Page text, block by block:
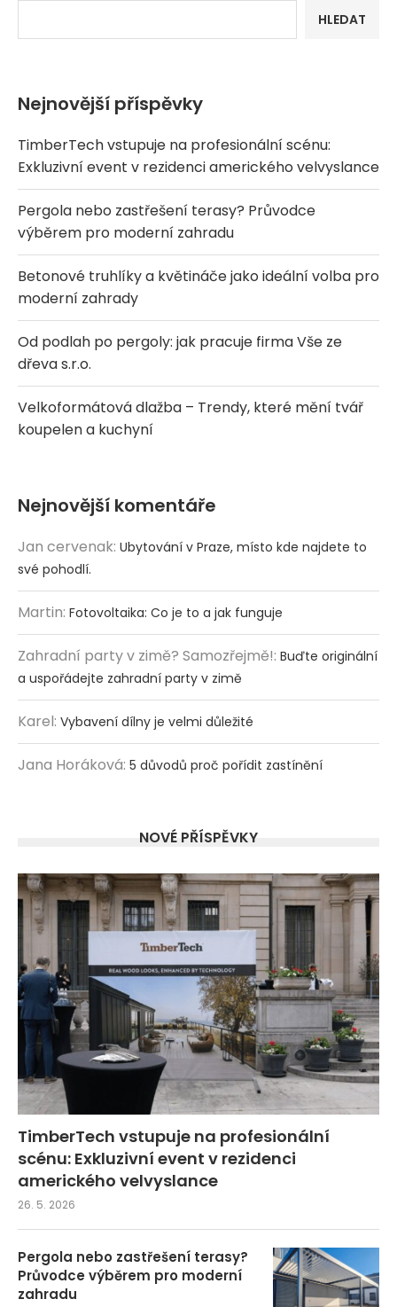
HLEDAT
Nejnovější příspěvky
TimberTech vstupuje na profesionální scénu:
Exkluzivní event v rezidenci amerického velvyslance
Pergola nebo zastřešení terasy? Průvodce
výběrem pro moderní zahradu
Betonové truhlíky a květináče jako ideální volba pro
moderní zahrady
Od podlah po pergoly: jak pracuje firma Vše ze
dřeva s.r.o.
Velkoformátová dlažba – Trendy, které mění tvář
koupelen a kuchyní
Nejnovější komentáře
Jan cervenak: Ubytování v Praze, místo kde najdete to
své pohodlí.
Martin: Fotovoltaika: Co je to a jak funguje
Zahradní party v zimě? Samozřejmě!: Buďte originální
a uspořádejte zahradní party v zimě
Karel: Vybavení dílny je velmi důležité
Jana Horáková: 5 důvodů proč pořídit zastínění
NOVÉ PŘÍSPĚVKY
TimberTech vstupuje na profesionální
scénu: Exkluzivní event v rezidenci
amerického velvyslance
26. 5. 2026
Pergola nebo zastřešení terasy?
Průvodce výběrem pro moderní
zahradu